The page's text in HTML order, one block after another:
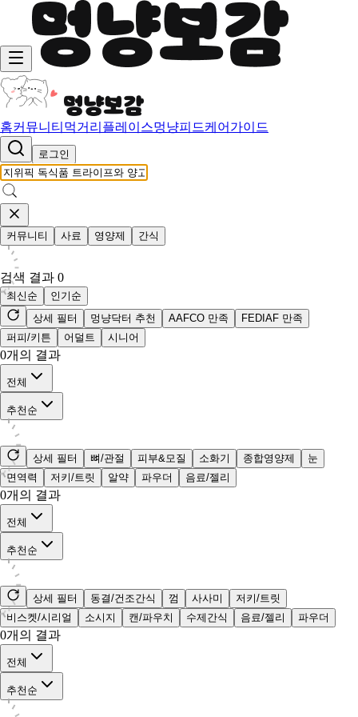
홈커뮤니티 먹거리 플레이스멍냥피드케어가이드
로그인
커뮤니티 사료 영양제 간식
검색 결과 0
최신순
인기순
상세 필터
멍냥닥터 추천 AAFCO 만족
FEDIAF 만족
퍼피/키튼
어덜트 시니어
0개의 결과
전체
추천순
상세 필터 뼈/관절 피부&모질 소화기 종합영양제
눈
면역력
저키/트릿 알약 파우더 음료/젤리
0개의 결과
전체
추천순
상세 필터 동결/건조간식 껌 사사미
저키/트릿
비스켓/시리얼
소시지 캔/파우치 수제간식 음료/젤리 파우더
0개의 결과
전체
추천순